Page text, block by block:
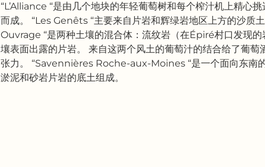
“L’Alliance “是由几个地块的年轻葡萄树和每个榨汁机上精心
而成。 “Les Genêts “主要来自片岩和辉绿岩地区上方的沙质
Ouvrage “是两种土壤的混合体：流纹岩（在Épiré村口发现的
壤表面出露的片岩。 来自这两个风土的葡萄汁的结合给了葡萄
张力。 “Savennières Roche-aux-Moines “是一个面向东南
淤泥和砂岩片岩的底土组成。